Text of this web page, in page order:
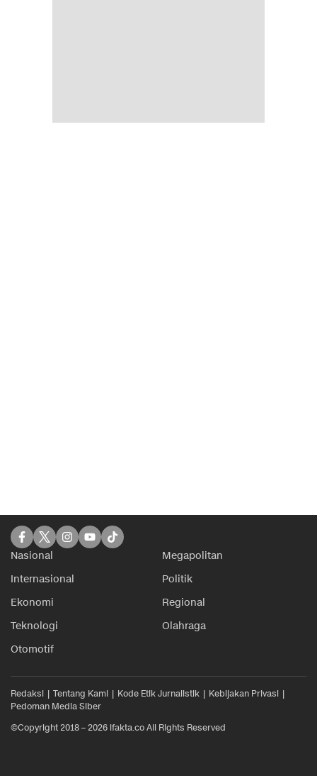
Nasional
Megapolitan
Internasional
Politik
Ekonomi
Regional
Teknologi
Olahraga
Otomotif
Redaksi Tentang Kami Kode Etik Jurnalistik
Kebijakan Privasi
Pedoman Media Siber
©Copyright 2018 – 2026 ifakta.co All Rights Reserved